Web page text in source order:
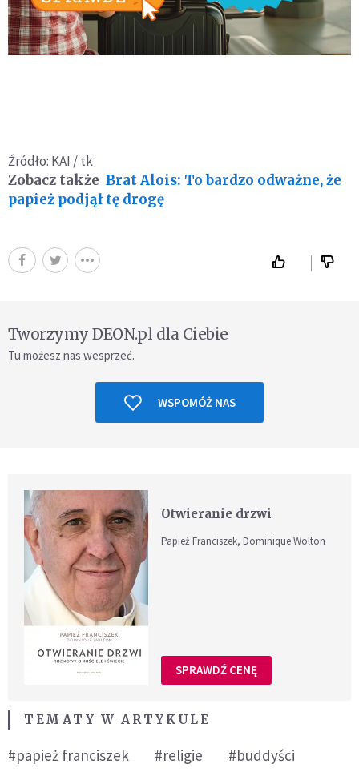
Źródło: KAI / tk
Zobacz także Brat Alois: To bardzo odważne, że
papież podjął tę drogę
Tworzymy DEON.pl dla Ciebie
Tu możesz nas wesprzeć.
WSPOMÓŻ NAS
Otwieranie drzwi
Papież Franciszek, Dominique Wolton
SPRAWDŹ CENĘ
TEMATY W ARTYKULE
#papież franciszek #religie #buddyści